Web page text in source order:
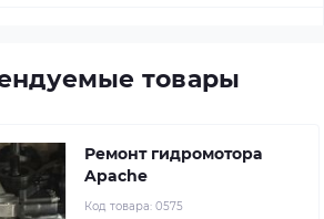
товары
Ремонт гидромотора
Apache
Код товара: 0575